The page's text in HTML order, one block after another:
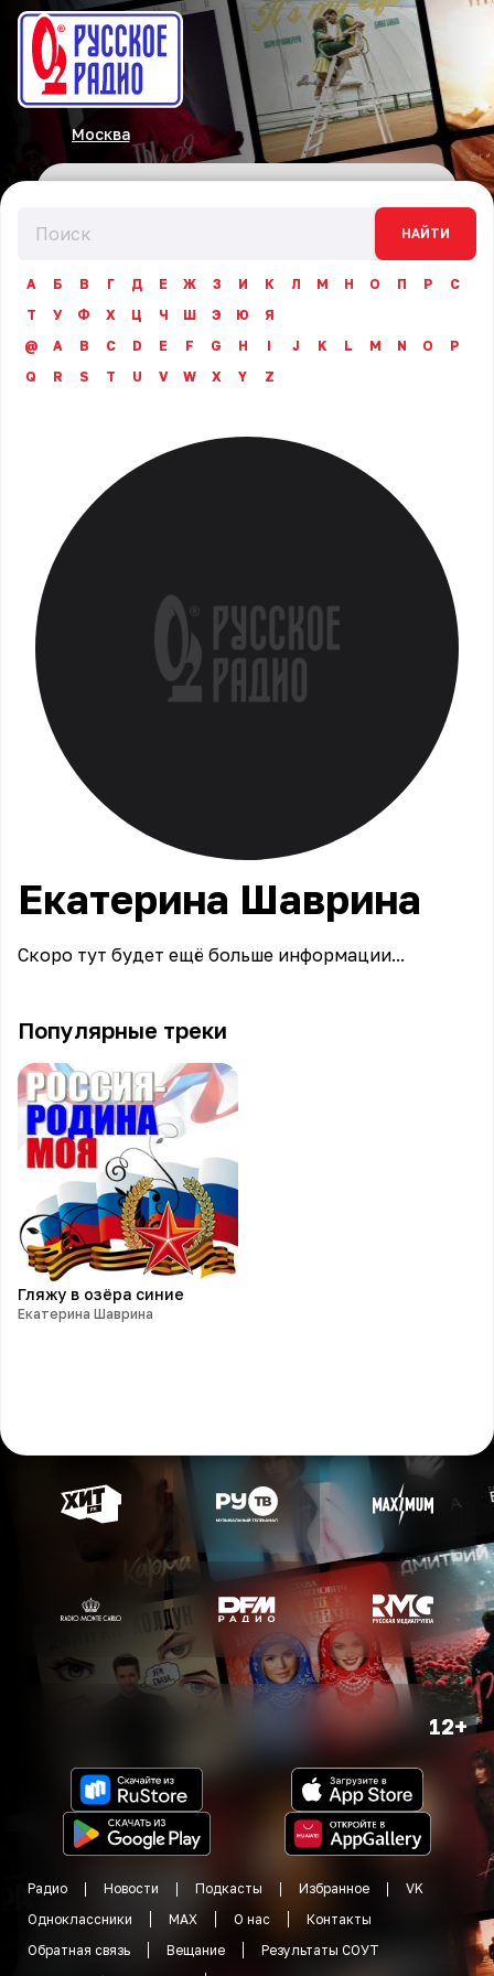
Москва
НАЙТИ
А Б В Г Д Е Ж З И К Л М Н О П Р
С
Т
У Ф Х Ц Ч Ш Э Ю
Я
@
A B C D E F G H I J K L M N O
P
Q
R S T U V W X Y Z
Екатерина Шаврина
Скоро тут будет ещё больше информации...
Популярные треки
Гляжу в озёра синие
Екатерина Шаврина
12+
Радио Новости Подкасты Избранное
VK
Одноклассники
MAX О нас
Контакты
Обратная связь
Вещание
Результаты СОУТ